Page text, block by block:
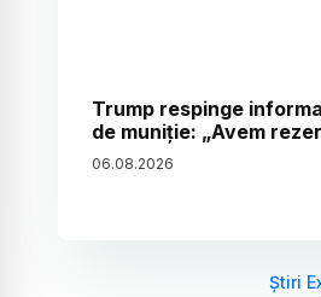
Trump respinge
de muniție: „Avem
06.08.2026
Știri